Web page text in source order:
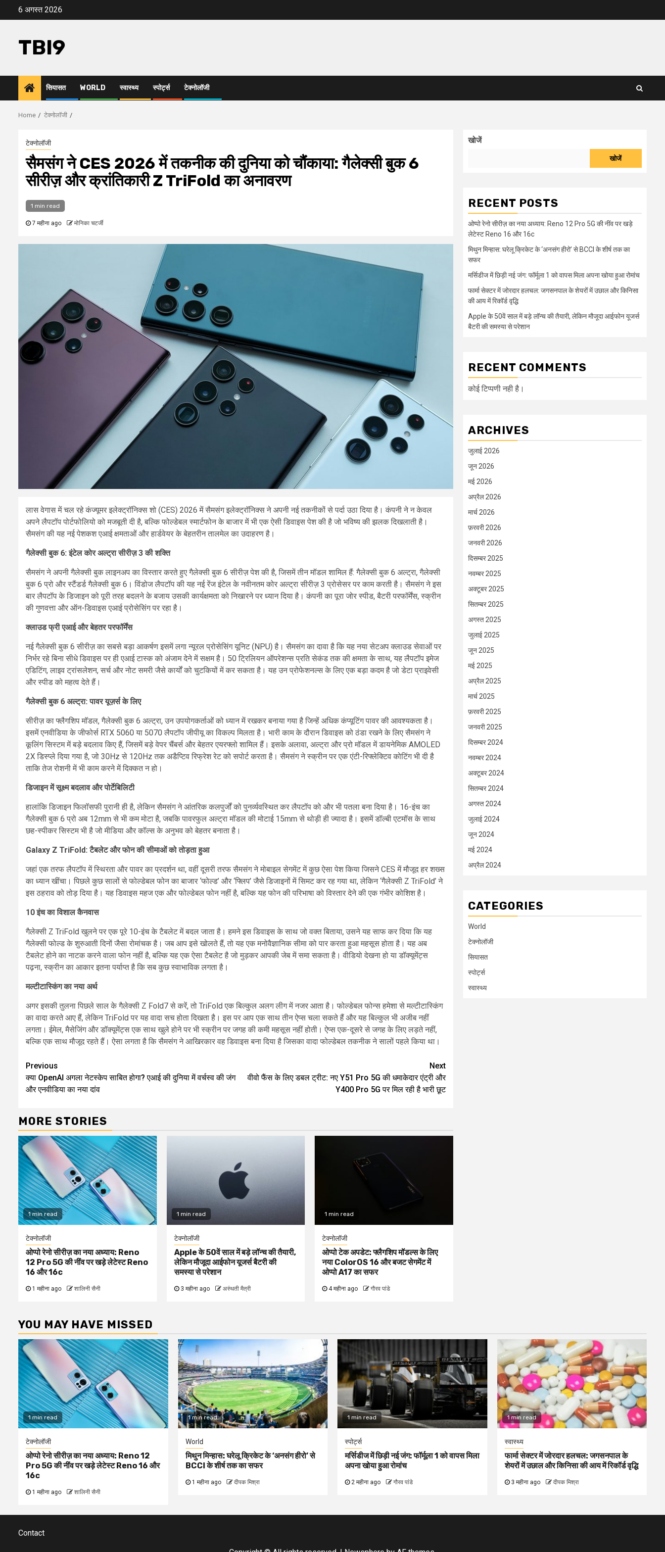
6 अगस्त 2026
TBI9
सियासत WORLD स्वास्थ्य स्पोर्ट्स टेक्नोलॉजी
Home टेक्नोलॉजी
टेक्नोलॉजी
सैमसंग ने CES 2026 में तकनीक की दुनिया को चौंकाया: गैलेक्सी बुक 6
सीरीज़ और क्रांतिकारी Z TriFold का अनावरण
1 min read
7 महीना ago मोनिका चटर्जी
लास वेगास में चल रहे कंज्यूमर इलेक्ट्रॉनिक्स शो (CES) 2026 में सैमसंग इलेक्ट्रॉनिक्स ने अपनी नई तकनीकों से पर्दा उठा दिया है। कंपनी ने न केवल
अपने लैपटॉप पोर्टफोलियो को मजबूती दी है, बल्कि फोल्डेबल स्मार्टफोन के बाजार में भी एक ऐसी डिवाइस पेश की है जो भविष्य की झलक दिखलाती है।
सैमसंग की यह नई पेशकश एआई क्षमताओं और हार्डवेयर के बेहतरीन तालमेल का उदाहरण है।
गैलेक्सी बुक 6: इंटेल कोर अल्ट्रा सीरीज़ 3 की शक्ति
सैमसंग ने अपनी गैलेक्सी बुक लाइनअप का विस्तार करते हुए गैलेक्सी बुक 6 सीरीज़ पेश की है, जिसमें तीन मॉडल शामिल हैं: गैलेक्सी बुक 6 अल्ट्रा, गैलेक्सी
बुक 6 प्रो और स्टैंडर्ड गैलेक्सी बुक 6। विंडोज लैपटॉप की यह नई रेंज इंटेल के नवीनतम कोर अल्ट्रा सीरीज़ 3 प्रोसेसर पर काम करती है। सैमसंग ने इस
बार लैपटॉप के डिजाइन को पूरी तरह बदलने के बजाय उसकी कार्यक्षमता को निखारने पर ध्यान दिया है। कंपनी का पूरा जोर स्पीड, बैटरी परफॉर्मेंस, स्क्रीन
की गुणवत्ता और ऑन-डिवाइस एआई प्रोसेसिंग पर रहा है।
क्लाउड फ्री एआई और बेहतर परफॉर्मेंस
नई गैलेक्सी बुक 6 सीरीज़ का सबसे बड़ा आकर्षण इसमें लगा न्यूरल प्रोसेसिंग यूनिट (NPU) है। सैमसंग का दावा है कि यह नया सेटअप क्लाउड सेवाओं पर
निर्भर रहे बिना सीधे डिवाइस पर ही एआई टास्क को अंजाम देने में सक्षम है। 50 ट्रिलियन ऑपरेशन्स प्रति सेकंड तक की क्षमता के साथ, यह लैपटॉप इमेज
एडिटिंग, लाइव ट्रांसलेशन, सर्च और नोट समरी जैसे कार्यों को चुटकियों में कर सकता है। यह उन प्रोफेशनल्स के लिए एक बड़ा कदम है जो डेटा प्राइवेसी
और स्पीड को महत्व देते हैं।
गैलेक्सी बुक 6 अल्ट्रा: पावर यूज़र्स के लिए
सीरीज़ का फ्लैगशिप मॉडल, गैलेक्सी बुक 6 अल्ट्रा, उन उपयोगकर्ताओं को ध्यान में रखकर बनाया गया है जिन्हें अधिक कंप्यूटिंग पावर की आवश्यकता है।
इसमें एनवीडिया के जीफोर्स RTX 5060 या 5070 लैपटॉप जीपीयू का विकल्प मिलता है। भारी काम के दौरान डिवाइस को ठंडा रखने के लिए सैमसंग ने
कूलिंग सिस्टम में बड़े बदलाव किए हैं, जिसमें बड़े वेपर चैंबर्स और बेहतर एयरफ्लो शामिल हैं। इसके अलावा, अल्ट्रा और प्रो मॉडल में डायनेमिक AMOLED
2X डिस्प्ले दिया गया है, जो 30Hz से 120Hz तक अडैप्टिव रिफ्रेश रेट को सपोर्ट करता है। सैमसंग ने स्क्रीन पर एक एंटी-रिफ्लेक्टिव कोटिंग भी दी है
ताकि तेज रोशनी में भी काम करने में दिक्कत न हो।
डिजाइन में सूक्ष्म बदलाव और पोर्टेबिलिटी
हालांकि डिजाइन फिलॉसफी पुरानी ही है, लेकिन सैमसंग ने आंतरिक कलपुर्जों को पुनर्व्यवस्थित कर लैपटॉप को और भी पतला बना दिया है। 16-इंच का
गैलेक्सी बुक 6 प्रो अब 12mm से भी कम मोटा है, जबकि पावरफुल अल्ट्रा मॉडल की मोटाई 15mm से थोड़ी ही ज्यादा है। इसमें डॉल्बी एटमॉस के साथ
छह-स्पीकर सिस्टम भी है जो मीडिया और कॉल्स के अनुभव को बेहतर बनाता है।
Galaxy Z TriFold: टैबलेट और फोन की सीमाओं को तोड़ता हुआ
जहां एक तरफ लैपटॉप में स्थिरता और पावर का प्रदर्शन था, वहीं दूसरी तरफ सैमसंग ने मोबाइल सेगमेंट में कुछ ऐसा पेश किया जिसने CES में मौजूद हर शख्स
का ध्यान खींचा। पिछले कुछ सालों से फोल्डेबल फोन का बाजार ‘फोल्ड’ और ‘फ्लिप’ जैसे डिजाइनों में सिमट कर रह गया था, लेकिन ‘गैलेक्सी Z TriFold’ ने
इस ठहराव को तोड़ दिया है। यह डिवाइस महज एक और फोल्डेबल फोन नहीं है, बल्कि यह फोन की परिभाषा को विस्तार देने की एक गंभीर कोशिश है।
10 इंच का विशाल कैनवास
गैलेक्सी Z TriFold खुलने पर एक पूरे 10-इंच के टैबलेट में बदल जाता है। हमने इस डिवाइस के साथ जो वक्त बिताया, उसने यह साफ कर दिया कि यह
गैलेक्सी फोल्ड के शुरुआती दिनों जैसा रोमांचक है। जब आप इसे खोलते हैं, तो यह एक मनोवैज्ञानिक सीमा को पार करता हुआ महसूस होता है। यह अब
टैबलेट होने का नाटक करने वाला फोन नहीं है, बल्कि यह एक ऐसा टैबलेट है जो मुड़कर आपकी जेब में समा सकता है। वीडियो देखना हो या डॉक्यूमेंट्स
पढ़ना, स्क्रीन का आकार इतना पर्याप्त है कि सब कुछ स्वाभाविक लगता है।
मल्टीटास्किंग का नया अर्थ
अगर इसकी तुलना पिछले साल के गैलेक्सी Z Fold7 से करें, तो TriFold एक बिल्कुल अलग लीग में नजर आता है। फोल्डेबल फोन्स हमेशा से मल्टीटास्किंग
का वादा करते आए हैं, लेकिन TriFold पर यह वादा सच होता दिखता है। इस पर आप एक साथ तीन ऐप्स चला सकते हैं और यह बिल्कुल भी अजीब नहीं
लगता। ईमेल, मैसेजिंग और डॉक्यूमेंट्स एक साथ खुले होने पर भी स्क्रीन पर जगह की कमी महसूस नहीं होती। ऐप्स एक-दूसरे से जगह के लिए लड़ते नहीं,
बल्कि एक साथ मौजूद रहते हैं। ऐसा लगता है कि सैमसंग ने आखिरकार वह डिवाइस बना दिया है जिसका वादा फोल्डेबल तकनीक ने सालों पहले किया था।
Continue
Reading
Previous
क्या OpenAI अगला नेटस्केप साबित होगा? एआई की दुनिया में वर्चस्व की जंग
और एनवीडिया का नया दांव
Next
वीवो फैंस के लिए डबल ट्रीट: नए Y51 Pro 5G की धमाकेदार एंट्री और
Y400 Pro 5G पर मिल रही है भारी छूट
MORE STORIES
1 min read
टेक्नोलॉजी
ओप्पो रेनो सीरीज़ का नया अध्याय: Reno
12 Pro 5G की नींव पर खड़े लेटेस्ट Reno
16 और 16c
1 महीना ago शालिनी सैनी
1 min read
टेक्नोलॉजी
Apple के 50वें साल में बड़े लॉन्च की तैयारी,
लेकिन मौजूदा आईफोन यूजर्स बैटरी की
समस्या से परेशान
3 महीना ago अरुंधती मैत्री
1 min read
टेक्नोलॉजी
ओप्पो टेक अपडेट: फ्लैगशिप मॉडल्स के लिए
नया ColorOS 16 और बजट सेगमेंट में
ओप्पो A17 का सफर
4 महीना ago गौरव पांडे
खोजें
खोजें
RECENT POSTS
ओप्पो रेनो सीरीज़ का नया अध्याय: Reno 12 Pro 5G की नींव पर खड़े
लेटेस्ट Reno 16 और 16c
मिथुन मिन्हास: घरेलू क्रिकेट के ‘अनसंग हीरो’ से BCCI के शीर्ष तक का
सफर
मर्सिडीज में छिड़ी नई जंग: फॉर्मूला 1 को वापस मिला अपना खोया हुआ रोमांच
फार्मा सेक्टर में जोरदार हलचल: जगसनपाल के शेयरों में उछाल और किनिसा
की आय में रिकॉर्ड वृद्धि
Apple के 50वें साल में बड़े लॉन्च की तैयारी, लेकिन मौजूदा आईफोन यूजर्स
बैटरी की समस्या से परेशान
RECENT COMMENTS
कोई टिप्पणी नही है।
ARCHIVES
जुलाई 2026
जून 2026
मई 2026
अप्रैल 2026
मार्च 2026
फ़रवरी 2026
जनवरी 2026
दिसम्बर 2025
नवम्बर 2025
अक्टूबर 2025
सितम्बर 2025
अगस्त 2025
जुलाई 2025
जून 2025
मई 2025
अप्रैल 2025
मार्च 2025
फ़रवरी 2025
जनवरी 2025
दिसम्बर 2024
नवम्बर 2024
अक्टूबर 2024
सितम्बर 2024
अगस्त 2024
जुलाई 2024
जून 2024
मई 2024
अप्रैल 2024
CATEGORIES
World
टेक्नोलॉजी
सियासत
स्पोर्ट्स
स्वास्थ्य
YOU MAY HAVE MISSED
1 min read
टेक्नोलॉजी
ओप्पो रेनो सीरीज़ का नया अध्याय: Reno 12
Pro 5G की नींव पर खड़े लेटेस्ट Reno 16 और
16c
1 महीना ago शालिनी सैनी
1 min read
World
मिथुन मिन्हास: घरेलू क्रिकेट के ‘अनसंग हीरो’ से
BCCI के शीर्ष तक का सफर
1 महीना ago दीपक मिश्रा
1 min read
स्पोर्ट्स
मर्सिडीज में छिड़ी नई जंग: फॉर्मूला 1 को वापस मिला
अपना खोया हुआ रोमांच
2 महीना ago गौरव पांडे
1 min read
स्वास्थ्य
फार्मा सेक्टर में जोरदार हलचल: जगसनपाल के
शेयरों में उछाल और किनिसा की आय में रिकॉर्ड वृद्धि
3 महीना ago दीपक मिश्रा
Contact